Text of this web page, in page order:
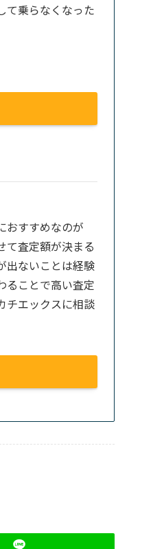
て乗らなくなった
おすすめなのが
て査定額が決まる
出ないことは経験
ることで高い査定
チエックスに相談